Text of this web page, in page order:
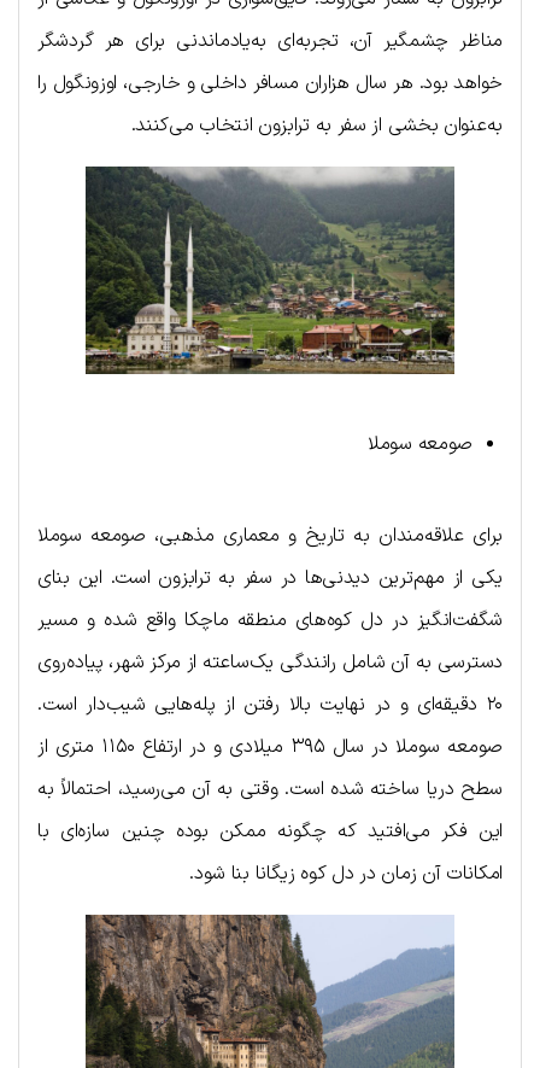
مناظر چشمگیر آن، تجربه‌ای به‌یادماندنی برای هر گردشگر
خواهد بود. هر سال هزاران مسافر داخلی و خارجی، اوزونگول را
به‌عنوان بخشی از سفر به ترابزون انتخاب می‌کنند.
صومعه سوملا
برای علاقه‌مندان به تاریخ و معماری مذهبی، صومعه سوملا
یکی از مهم‌ترین دیدنی‌ها در سفر به ترابزون است. این بنای
شگفت‌انگیز در دل کوه‌های منطقه ماچکا واقع شده و مسیر
دسترسی به آن شامل رانندگی یک‌ساعته از مرکز شهر، پیاده‌روی
۲۰ دقیقه‌ای و در نهایت بالا رفتن از پله‌هایی شیب‌دار است.
صومعه سوملا در سال ۳۹۵ میلادی و در ارتفاع ۱۱۵۰ متری از
سطح دریا ساخته شده است. وقتی به آن می‌رسید، احتمالاً به
این فکر می‌افتید که چگونه ممکن بوده چنین سازه‌ای با
امکانات آن زمان در دل کوه زیگانا بنا شود.